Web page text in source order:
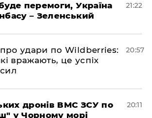
перемоги, Україна
– Зеленський
21:22
удари по Wildberries:
вражають, це успіх
20:57
дронів ВМС ЗСУ по
у Чорному морі
20:11